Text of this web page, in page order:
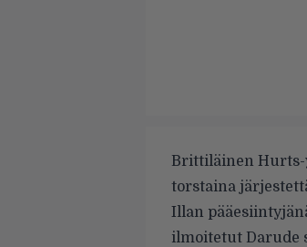
Brittiläinen Hurts-
torstaina
Illan
ilmoitetut Darude